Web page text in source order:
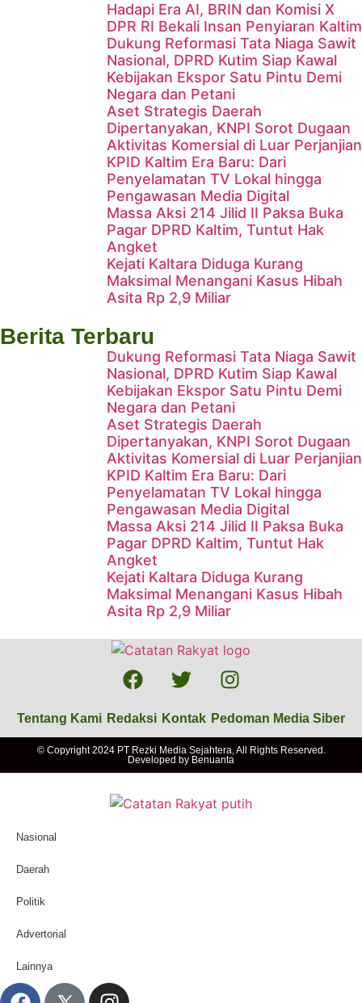
Hadapi Era AI, BRIN dan Komisi X
DPR RI Bekali Insan Penyiaran Kaltim
Dukung Reformasi Tata Niaga Sawit
Nasional, DPRD Kutim Siap Kawal
Kebijakan Ekspor Satu Pintu Demi
Negara dan Petani
Aset Strategis Daerah
Dipertanyakan, KNPI Sorot Dugaan
Aktivitas Komersial di Luar Perjanjian
KPID Kaltim Era Baru: Dari
Penyelamatan TV Lokal hingga
Pengawasan Media Digital
Massa Aksi 214 Jilid II Paksa Buka
Pagar DPRD Kaltim, Tuntut Hak
Angket
Kejati Kaltara Diduga Kurang
Maksimal Menangani Kasus Hibah
Asita Rp 2,9 Miliar
Berita Terbaru
Hadapi Era AI, BRIN dan
Komisi X DPR RI Bekali Insan
Penyiaran Kaltim
Dukung Reformasi Tata Niaga Sawit
Nasional, DPRD Kutim Siap Kawal
Kebijakan Ekspor Satu Pintu Demi
Negara dan Petani
Aset Strategis Daerah
Dipertanyakan, KNPI Sorot Dugaan
Aktivitas Komersial di Luar Perjanjian
KPID Kaltim Era Baru: Dari
Penyelamatan TV Lokal hingga
Pengawasan Media Digital
Massa Aksi 214 Jilid II Paksa Buka
Pagar DPRD Kaltim, Tuntut Hak
Angket
Kejati Kaltara Diduga Kurang
Maksimal Menangani Kasus Hibah
Asita Rp 2,9 Miliar
Tentang Kami Redaksi Kontak Pedoman Media Siber
© Copyright 2024 PT Rezki Media Sejahtera, All Rights Reserved.
Developed by Benuanta
Nasional
Daerah
Politik
Advertorial
Lainnya